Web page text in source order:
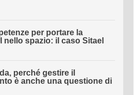
per portare la
nello spazio: il caso Sitael
perché gestire il
è anche una questione